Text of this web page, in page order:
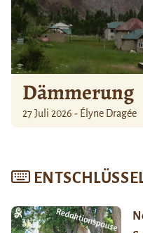
Dämmerung
27 Juli 2026 - Élyne Dragée